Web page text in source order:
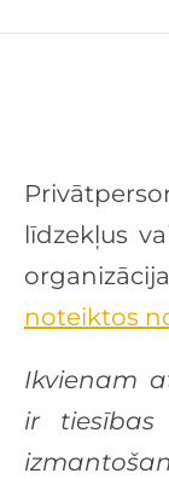
līdzekļus
noteiktos
Ikvienam
ir tiesības